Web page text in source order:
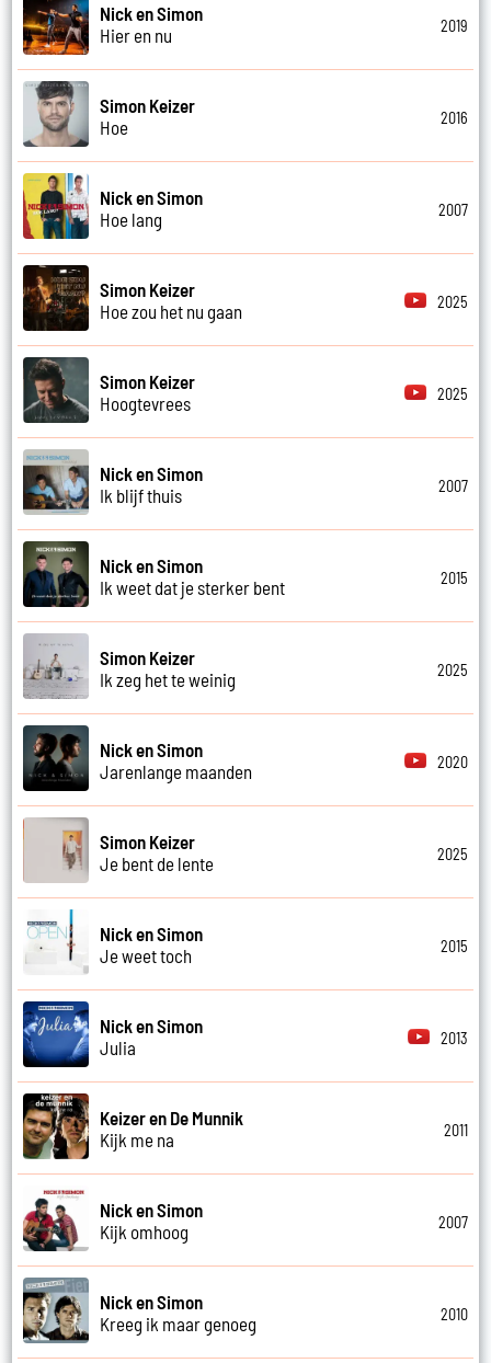
Nick en Simon
Hier en nu
2019
Simon Keizer
Hoe
2016
Nick en Simon
Hoe lang
2007
Simon Keizer
Hoe zou het nu gaan
2025
Simon Keizer
Hoogtevrees
2025
Nick en Simon
Ik blijf thuis
2007
Nick en Simon
Ik weet dat je sterker bent
2015
Simon Keizer
Ik zeg het te weinig
2025
Nick en Simon
Jarenlange maanden
2020
Simon Keizer
Je bent de lente
2025
Nick en Simon
Je weet toch
2015
Nick en Simon
Julia
2013
Keizer en De Munnik
Kijk me na
2011
Nick en Simon
Kijk omhoog
2007
Nick en Simon
Kreeg ik maar genoeg
2010